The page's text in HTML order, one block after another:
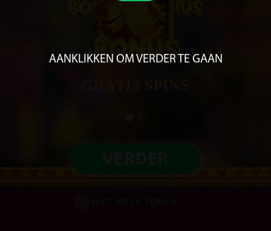
AANKLIKKEN OM VERDER TE GAAN